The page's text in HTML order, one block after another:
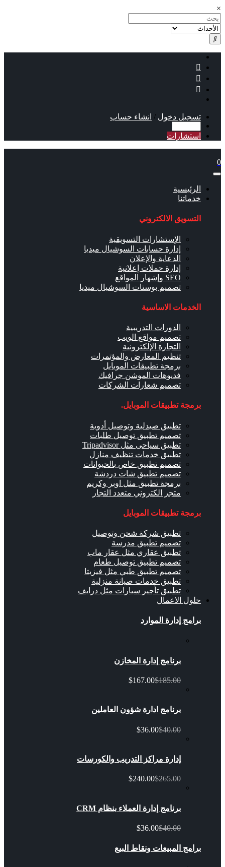
×
تسجيل دخول / انشاء حساب
استشارات
0
الرئيسية
خدماتنا
التسويق الالكتروني
الإستشارات التسويقية
إدارة حسابات السوشيال ميديا
الدعاية والإعلان
إدارة حملات إعلانية
SEO وإشهار المواقع
تصميم بوستات السوشيال ميديا
الخدمات الاساسية
الدورات التدريبية
تصميم مواقع الويب
التجارة الإلكترونية
تنظيم المعارض والمؤتمرات
برمجة تطبيقات الموبايل
فديوهات الموشن جرافيك
تصميم شعارات الشركات
برمجة تطبيقات الموبايل.
تطبيق صيدلية وتوصيل أدوية
تصميم تطبيق توصيل طلبات
تطبيق سياحى مثل Tripadvisor
تطبيق خدمات تنظيف منازل
تصميم تطبيق خاص بالحيوانات
تصميم تطبيق شات دردشة
برمجة تطبيق مثل اوبر وكريم
متجر الكتروني متعدد التجار
برمجة تطبيقات الموبايل
تطبيق شركة شحن وتوصيل
تصميم تطبيق مدرسة
تطبيق عقاري مثل عقار ماب
تصميم تطبيق توصيل طعام
تصميم تطبيق طبي مثل فيزيتا
تطبيق خدمات صيانة منزلية
تطبيق تأجير سيارات مثل درايف
حلول الاعمال
برامج إدارة الموارد
برنامج إدارة المخازن
$167.00$185.00
برنامج ادارة شؤون العاملين
$36.00$40.00
إدارة مراكز التدريب والكورسات
$240.00$265.00
برنامج إدارة العملاء بنظام CRM
$36.00$40.00
برامج المبيعات ونقاط البيع